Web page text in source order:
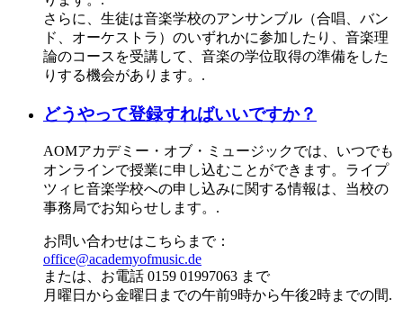
さらに、生徒は音楽学校のアンサンブル（合唱、バン
ド、オーケストラ）のいずれかに参加したり、音楽理
論のコースを受講して、音楽の学位取得の準備をした
りする機会があります。.
どうやって登録すればいいですか？
AOMアカデミー・オブ・ミュージックでは、いつでも
オンラインで授業に申し込むことができます。ライプ
ツィヒ音楽学校への申し込みに関する情報は、当校の
事務局でお知らせします。.
お問い合わせはこちらまで：
office@academyofmusic.de
または、お電話 0159 01997063 まで
月曜日から金曜日までの午前9時から午後2時までの間.